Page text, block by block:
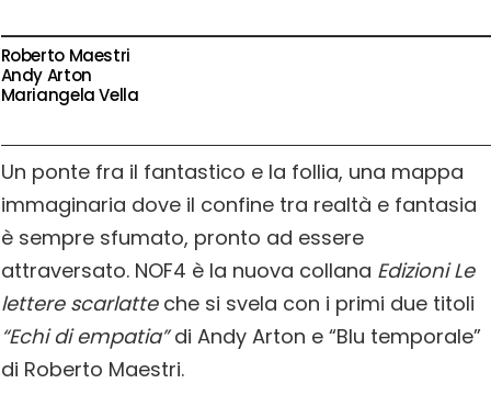
Roberto Maestri
Andy Arton
Mariangela Vella
Un ponte fra il fantastico e la follia, una mappa
immaginaria dove il confine tra realtà e fantasia
è sempre sfumato, pronto ad essere
attraversato. NOF4 è la nuova collana Edizioni Le
lettere scarlatteche si svela con i primi due titoli
“Echi di empatia”di Andy Arton e “Blu temporale”
di Roberto Maestri.